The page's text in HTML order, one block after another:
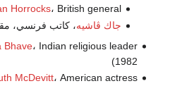
Horrocks، British general (ت. 1985)
جاك ڤاشيه، كاتب فرنسي،
Bhave
1982)
McDevitt